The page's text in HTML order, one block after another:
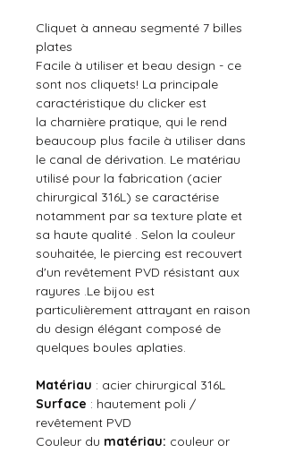
Cliquet à anneau segmenté 7 billes
plates
Facile à utiliser et beau design - ce
sont nos cliquets! La principale
caractéristique du clicker est
la charnière pratique, qui le rend
beaucoup plus facile à utiliser dans
le canal de dérivation. Le matériau
utilisé pour la fabrication (acier
chirurgical 316L) se caractérise
notamment par sa texture plate et
sa haute qualité . Selon la couleur
souhaitée, le piercing est recouvert
d'un revêtement PVD résistant aux
rayures .Le bijou est
particulièrement attrayant en raison
du design élégant composé de
quelques boules aplaties.
Matériau : acier chirurgical 316L
Surface : hautement poli /
revêtement PVD
Couleur du matériau: couleur or